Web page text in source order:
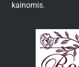
kainomis.